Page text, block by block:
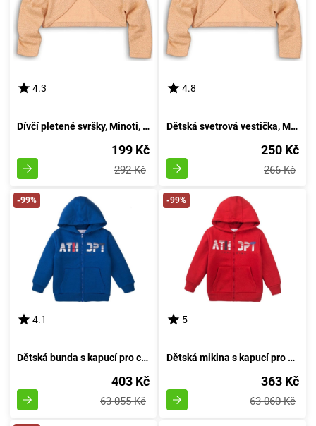
4.3
Dívčí pletené svršky, Minoti, ZAČAROVANÉ 2, zlaté - velikost 98/104 | pro věk 3-4 let
199 Kč
292 Kč
4.8
Dětská svetrová vestička, Minoti, ZAČAROVANÁ 2, zlatá - 92/98 | 2/3let
250 Kč
266 Kč
-99%
4.1
Dětská bunda s kapucí pro chlapce, Minoti, 7BZTHRU 2, modrá - velikost 98/104 | 3 a 4 roky
403 Kč
63 055 Kč
-99%
5
Dětská mikina s kapucí pro kluka, Minoti, 7BZTHRU 3, rudá - velikost 98/104 | 3-4 roky
363 Kč
63 060 Kč